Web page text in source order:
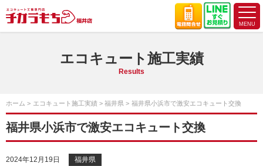
エコキュート施工実績
Results
ホーム エコキュート施工実績 福井県 福井県小浜市で激安エコキュート交換
福井県小浜市で激安エコキュート交換
2024年12月19日 福井県